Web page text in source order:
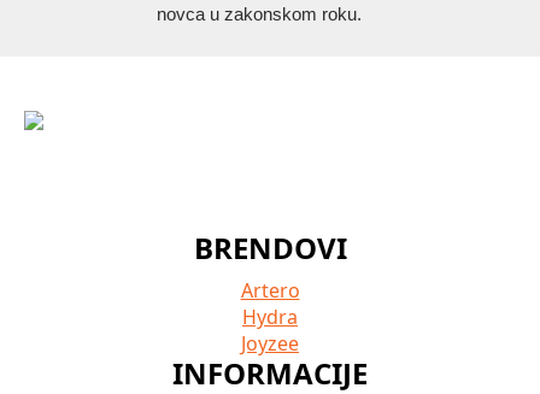
novca u zakonskom roku.
BRENDOVI
Artero
Hydra
Joyzee
INFORMACIJE